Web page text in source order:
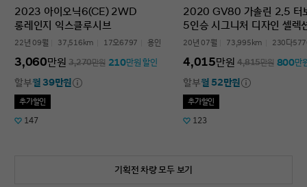
2023 아이오닉6(CE) 2WD
롱레인지 익스클루시브
22년 09월 37,516km 17오6797 용인
3,060만원 3,270만원 210만원 할인
할부월 39만원
추가할인
147
2020 GV80 가솔린 2.5 터
5인승 시그니처 디자인 셀
20년 07월 73,995km 230다
4,015만원 4,815만원 800만
할부월 52만원
추가할인
123
기획전 차량 모두 보기